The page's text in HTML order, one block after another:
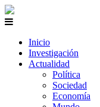
Inicio
Investigación
Actualidad
Política
Sociedad
Economía